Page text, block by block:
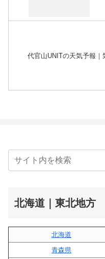
代官山UNITの天気予報｜
北海道｜東北地方
北海道
青森県